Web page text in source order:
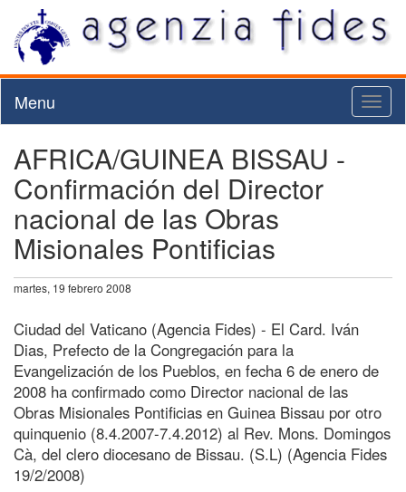
Menu
AFRICA/GUINEA BISSAU -
Confirmación del Director
nacional de las Obras
Misionales Pontificias
martes, 19 febrero 2008
Ciudad del Vaticano (Agencia Fides) - El Card. Iván
Dias, Prefecto de la Congregación para la
Evangelización de los Pueblos, en fecha 6 de enero de
2008 ha confirmado como Director nacional de las
Obras Misionales Pontificias en Guinea Bissau por otro
quinquenio (8.4.2007-7.4.2012) al Rev. Mons. Domingos
Cà, del clero diocesano de Bissau. (S.L) (Agencia Fides
19/2/2008)